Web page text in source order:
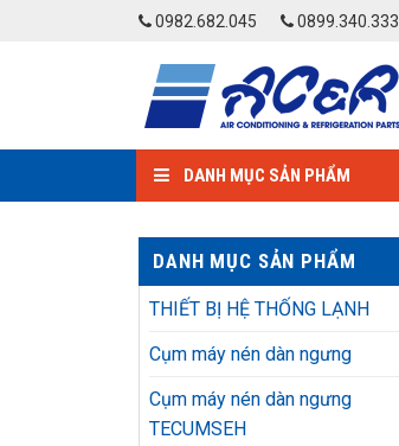
0982.682.045 0899.340.333
DANH MỤC SẢN PHẨM
DANH MỤC SẢN PHẨM
THIẾT BỊ HỆ THỐNG LẠNH
Cụm máy nén dàn ngưng
Cụm máy nén dàn ngưng
TECUMSEH